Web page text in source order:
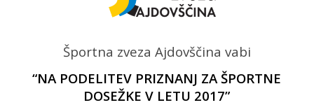
Športna zveza Ajdovščina vabi
“NA PODELITEV PRIZNANJ ZA ŠPORTNE
DOSEŽKE V LETU 2017”